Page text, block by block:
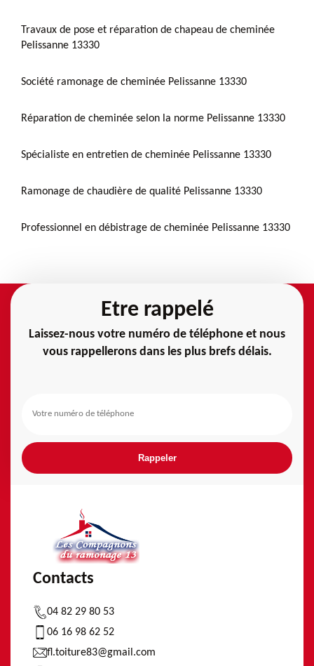
Travaux de pose et réparation de chapeau de cheminée
Pelissanne 13330
Société ramonage de cheminée Pelissanne 13330
Réparation de cheminée selon la norme Pelissanne 13330
Spécialiste en entretien de cheminée Pelissanne 13330
Ramonage de chaudière de qualité Pelissanne 13330
Professionnel en débistrage de cheminée Pelissanne 13330
Etre rappelé
Laissez-nous votre numéro de téléphone et nous
vous rappellerons dans les plus brefs délais.
Contacts
04 82 29 80 53
06 16 98 62 52
fl.toiture83@gmail.com